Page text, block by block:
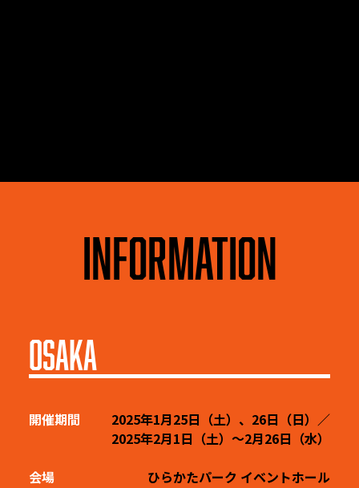
INFORMATION
OSAKA
開催期間
2025年1月25日（土）、26日（日）／
2025年2月1日（土）～2月26日（水）
会場
ひらかたパーク イベントホール